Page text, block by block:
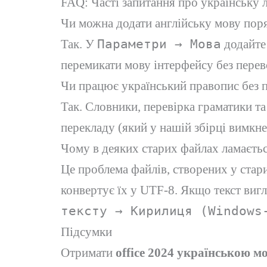
Чи можна додати англійську мову
Так. У Параметри → Мова
перемикати мову інтерфейсу без
Чи працює український правопис без
Так. Словники, перевірка граматики
перекладу (який у нашій збірці
Чому в деяких старих файлах
Це проблема файлів, створених у
конвертує їх у UTF-8. Якщо текст
тексту → Кирилиця
Підсумки
Отримати office 2024 українською